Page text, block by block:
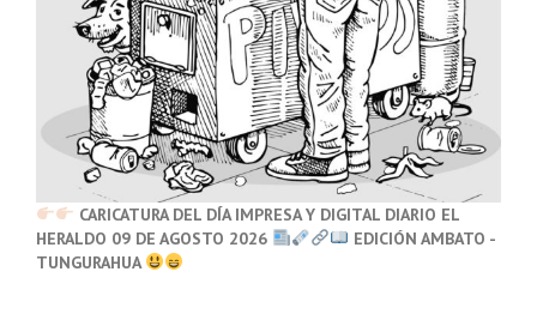
CARICATURA DEL DÍA IMPRESA Y DIGITAL DIARIO EL
HERALDO 09 DE AGOSTO 2026
EDICIÓN AMBATO -
TUNGURAHUA